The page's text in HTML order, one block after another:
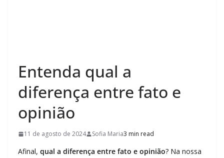
Entenda qual a
diferença entre fato e
opinião
11 de agosto de 2024 Sofia Maria3 min read
Afinal, qual a diferença entre fato e opinião? Na nossa